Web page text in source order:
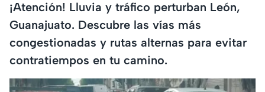
¡Atención! Lluvia y tráfico perturban León,
Guanajuato. Descubre las vías más
congestionadas y rutas alternas para evitar
contratiempos en tu camino.